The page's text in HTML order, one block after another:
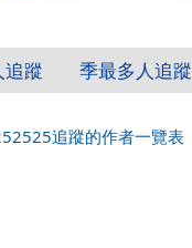
追蹤 季最多人追蹤
追蹤的作者一覽表